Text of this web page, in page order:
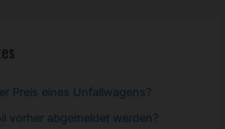
Preis eines Unfallwagens?
vorher abgemeldet werden?